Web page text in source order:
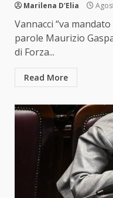
Marilena D'Elia
Vannacci “va
parole Maurizio
di Forza...
Read More